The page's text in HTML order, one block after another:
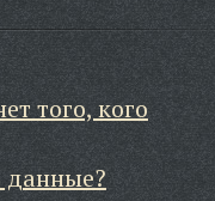
того, кого
данные?